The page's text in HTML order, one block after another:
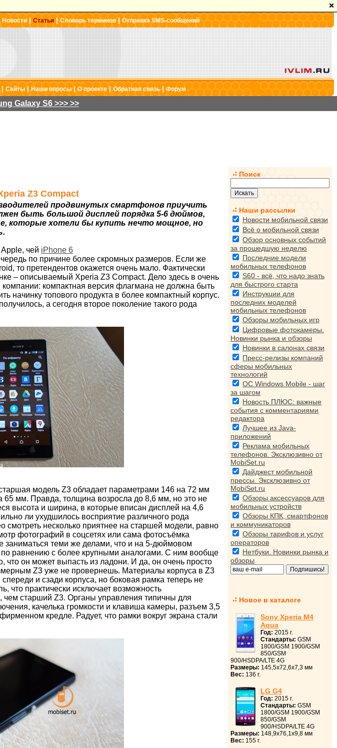
Новости|Статьи|Словарь терминов|Отправка SMS-сообщений
Сайты|Наши опросы|О проекте|Обратная связь|Форум
Galaxy S6 >>> >>
Z3 Compact
продвинутых смартфонов приучить
быть большой дисплей порядка 5-6 дюймов,
которые хотели бы купить нечто мощное, но
Apple, чей iPhone 6
по причине более скромных размеров. Если же
то претендентов окажется очень мало. Фактически
– описываемый Xperia Z3 Compact. Дело здесь в очень
компактная версия флагмана не должна быть
начинку топового продукта в более компактный корпус.
а сегодня второе поколение такого рода
модель Z3 обладает параметрами 146 на 72 мм
мм. Правда, толщина возросла до 8,6 мм, но это не
высота и ширина, в которые вписан дисплей на 4,6
ли ухудшилось восприятие различного рода
смотреть несколько приятнее на старшей модели, равно
фотографий в соцсетях или сама фотосъёмка
теми же делами, что и на 5-дюймовом
по равнению с более крупными аналогами. С ним вообще
что он может выпасть из ладони. И да, он очень просто
Z3 уже не провернешь. Материалы корпуса в Z3
и сзади корпуса, но боковая рамка теперь не
что практически исключает возможность
чем старший Z3. Органы управления типичны для
качелька громкости и клавиша камеры, разъем 3,5
кредле. Радует, что рамки вокруг экрана стали
Поиск
Наши рассылки
Новости мобильной связи
Всё о мобильной связи
Обзор основных событий
за прошедшую неделю
Последние модели
мобильных телефонов
S60 - всё, что надо знать
для быстрого старта
Инструкции для
последних моделей
мобильных телефонов
Обзоры мобильных игр
Цифровые фотокамеры.
Новинки рынка и обзоры
Новинки в салонах связи
Пресс-релизы компаний
сферы мобильных
технологий
ОС Windows Mobile - шаг
за шагом
Новость ПЛЮС: важные
события с комментариями
редактора
Лучшее из Java-
приложений
Реклама мобильных
телефонов. Эксклюзивно от
MobiSet.ru
Дайджест мобильной
прессы. Эксклюзивно от
MobiSet.ru
Обзоры аксессуаров для
мобильных устройств
Обзоры КПК, смартфонов
и коммуникаторов
Обзоры тарифов и услуг
операторов
Нетбуки. Новинки рынка и
обзоры
Новое в каталоге
Sony Xperia M4
Aqua
Год: 2015 г.
Стандарты: GSM
1800/GSM 1900/GSM
850/GSM
900/HSDPA/LTE 4G
Размеры: 145,5x72,6x7,3 мм
Вес: 136 г.
LG G4
Год: 2015 г.
Стандарты: GSM
1800/GSM 1900/GSM
850/GSM
900/HSDPA/LTE 4G
Размеры: 148,9x76,1x9,8 мм
Вес: 155 г.